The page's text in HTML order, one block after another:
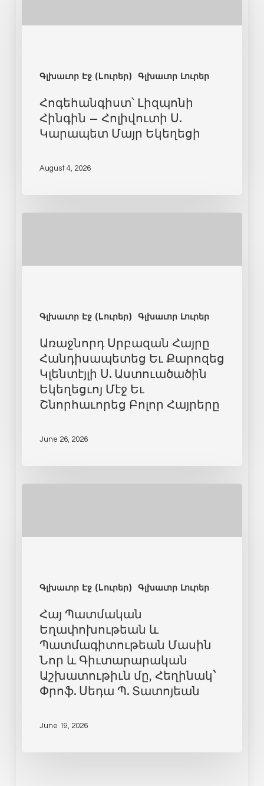
Գլխաւոր Էջ (Lուրեր) Գլխաւոր Լուրեր
Հոգեհանգիստ՝ Լիզպոնի
Հինգին – Հոլիվուտի Ս.
Կարապետ Մայր Եկեղեցի
August 4, 2026
Գլխաւոր Էջ (Lուրեր) Գլխաւոր Լուրեր
Առաջնորդ Սրբազան Հայրը
Հանդիսապետեց Եւ Քարոզեց
Կլենտէյլի Ս. Աստուածածին
Եկեղեցւոյ Մէջ Եւ
Շնորհաւորեց Բոլոր Հայրերը
June 26, 2026
Գլխաւոր Էջ (Lուրեր) Գլխաւոր Լուրեր
Հայ Պատմական
Եղափոխութեան և
Պատմագիտութեան Մասին
Նոր և Գիւտարարական
Աշխատութիւն մը, Հեղինակ`
Փրոֆ. Սեդա Պ. Տատոյեան
June 19, 2026